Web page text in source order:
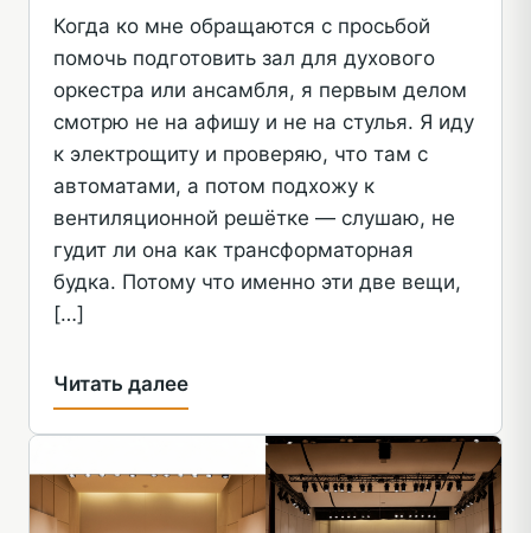
Когда ко мне обращаются с просьбой
помочь подготовить зал для духового
оркестра или ансамбля, я первым делом
смотрю не на афишу и не на стулья. Я иду
к электрощиту и проверяю, что там с
автоматами, а потом подхожу к
вентиляционной решётке — слушаю, не
гудит ли она как трансформаторная
будка. Потому что именно эти две вещи,
[…]
Читать далее